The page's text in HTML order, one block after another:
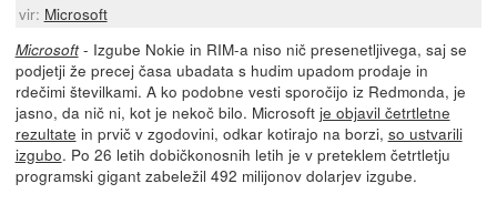
vir: Microsoft
Microsoft- Izgube Nokie in RIM-a niso nič presenetljivega, saj se
podjetji že precej časa ubadata s hudim upadom prodaje in
rdečimi številkami. A ko podobne vesti sporočijo iz Redmonda, je
jasno, da nič ni, kot je nekoč bilo. Microsoft je objavil četrtletne
rezultate in prvič v zgodovini, odkar kotirajo na borzi, so ustvarili
izgubo. Po 26 letih dobičkonosnih letih je v preteklem četrtletju
programski gigant zabeležil 492 milijonov dolarjev izgube.